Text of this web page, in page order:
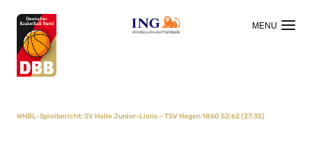
OFFIZIELLER HAUPTSPONSOR
WNBL-Spielbericht: SV Halle Junior-Lions – TSV Hagen 1860 52:62 (27:35)